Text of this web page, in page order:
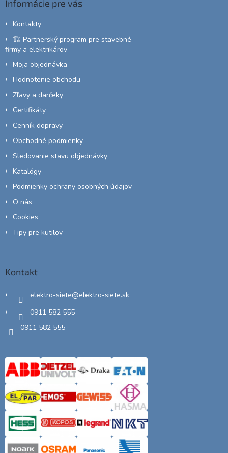
Informácie pre vás
Kontakty
🏗️ Partnerský program pre stavebné
firmy a elektrikárov
Moja objednávka
Hodnotenie obchodu
Zľavy a darčeky
Certifikáty
Cenník dopravy
Obchodné podmienky
Sledovanie stavu objednávky
Katalógy
Podmienky ochrany osobných údajov
O nás
Cookies
Tipy pre kutilov
Kontakt
elektro-siete@elektro-siete.sk
0911 582 555
0911 582 555